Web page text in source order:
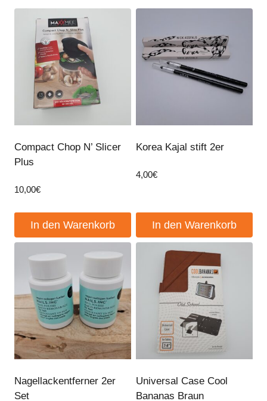
Compact Chop N’ Slicer
Plus
10,00€
In den Warenkorb
Korea Kajal stift 2er
4,00€
In den Warenkorb
Nagellackentferner 2er
Set
Universal Case Cool
Bananas Braun